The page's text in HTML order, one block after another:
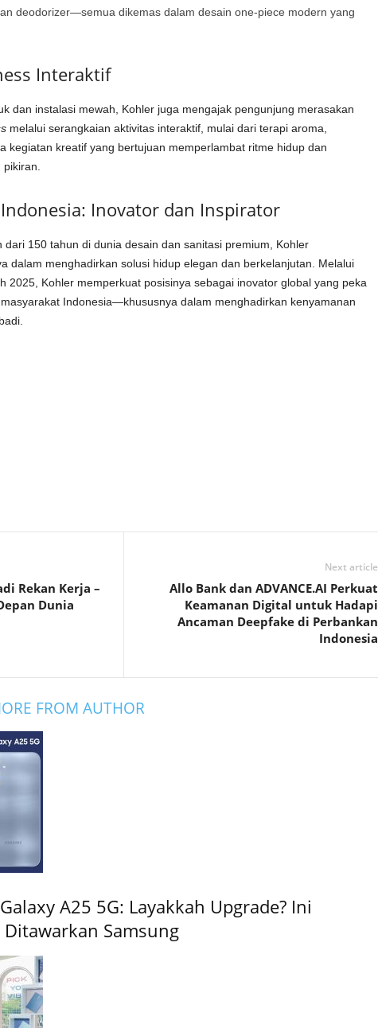
deodorizer—semua dikemas dalam desain one-piece modern yang
Interaktif
dan instalasi mewah, Kohler juga mengajak pengunjung merasakan
melalui serangkaian aktivitas interaktif, mulai dari terapi aroma,
kegiatan kreatif yang bertujuan memperlambat ritme hidup dan
Inovator dan Inspirator
dari 150 tahun di dunia desain dan sanitasi premium, Kohler
dalam menghadirkan solusi hidup elegan dan berkelanjutan. Melalui
2025, Kohler memperkuat posisinya sebagai inovator global yang peka
Indonesia—khususnya dalam menghadirkan kenyamanan
Rekan Kerja –
Dunia
Next article
Allo Bank dan ADVANCE.AI Perkuat
Keamanan Digital untuk Hadapi
Ancaman Deepfake di Perbankan
Indonesia
FROM AUTHOR
A25 5G: Layakkah Upgrade? Ini
Samsung